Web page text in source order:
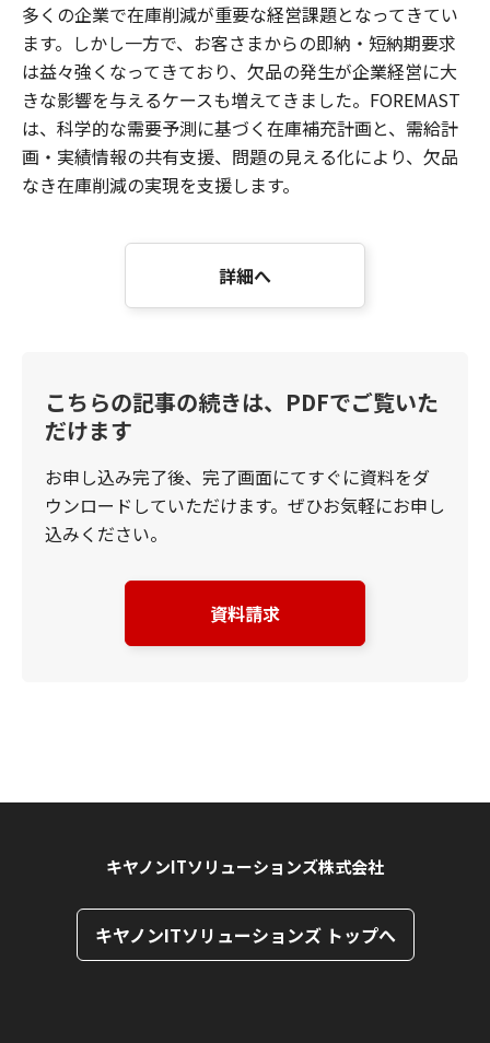
多くの企業で在庫削減が重要な経営課題となってきてい
ます。しかし一方で、お客さまからの即納・短納期要求
は益々強くなってきており、欠品の発生が企業経営に大
きな影響を与えるケースも増えてきました。FOREMAST
は、科学的な需要予測に基づく在庫補充計画と、需給計
画・実績情報の共有支援、問題の見える化により、欠品
なき在庫削減の実現を支援します。
詳細へ
こちらの記事の続きは、PDFでご覧いた
だけます
お申し込み完了後、完了画面にてすぐに資料をダ
ウンロードしていただけます。ぜひお気軽にお申し
込みください。
資料請求
キヤノンITソリューションズ株式会社
キヤノンITソリューションズ トップへ